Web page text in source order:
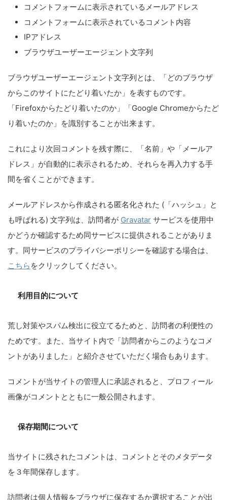
コメントフォームに表示されているメールアドレス
コメントフォームに表示されているコメント内容
IPアドレス
ブラウザユーザーエージェント文字列
ブラウザユーザーエージェント文字列とは、「どのブラウザ
からこのサイトにたどり着いたか」を表すものです。
「Firefoxからたどり着いたのか」「Google Chromeからたど
り着いたのか」を識別することが出来ます。
これにより次回コメントを残す際に、「名前」や「メールア
ドレス」が自動的に表示されるため、それらを再入力する手
間を省くことができます。
メールアドレスから作成される匿名化された (「ハッシュ」と
も呼ばれる) 文字列は、訪問者が Gravatar サービスを使用中
かどうか確認するため同サービスに提供されることがありま
す。同サービスのプライバシーポリシーを確認する場合は、
こちら をクリックしてください。
利用目的について
荒し対策やスパム検出に役立てるためと、訪問者の利便性の
ためです。また、当サイト内で「訪問者からこのようなコメ
ントがありました」と紹介させていただく場合もあります。
コメントが当サイトの管理人に承認されると、プロフィール
画像がコメントとともに一般公開されます。
保存期間について
当サイトに残されたコメントは、コメントとそのメタデータ
を３年間保存します。
訪問者は個人情報をブラウザに保存するか選択することが出